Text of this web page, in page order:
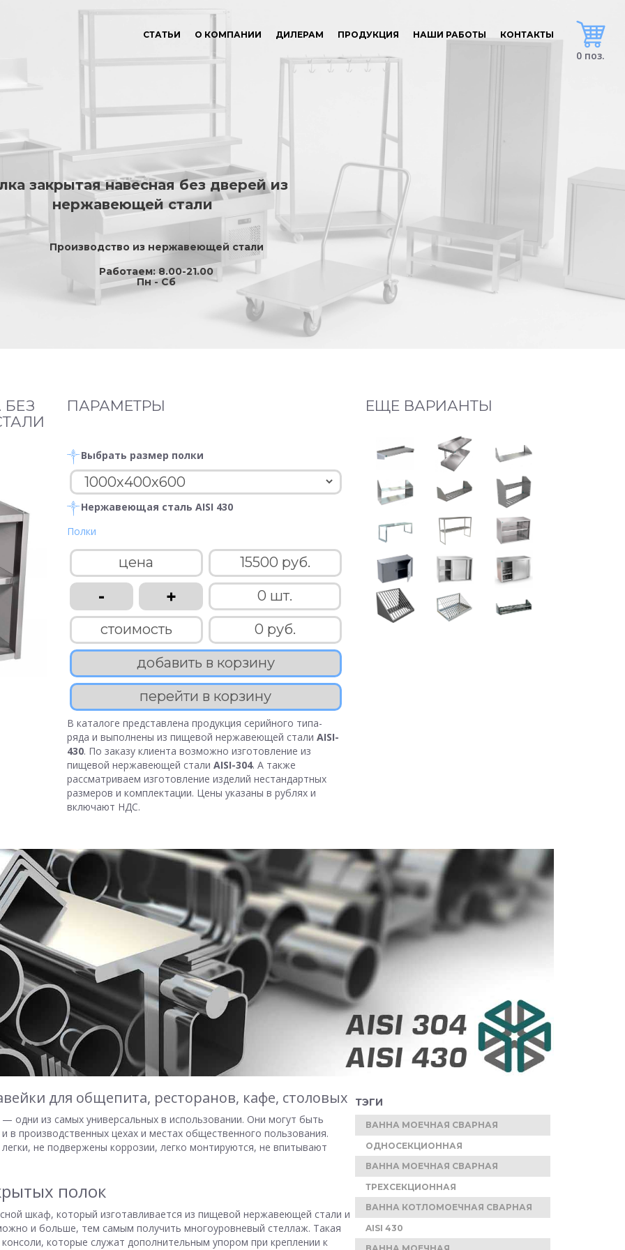
0 поз.
СТАТЬИ О КОМПАНИИ ДИЛЕРАМ ПРОДУКЦИЯ НАШИ РАБОТЫ КОНТАКТЫ
закрытая навесная без дверей из
нержавеющей стали
Производство из нержавеющей стали
Работаем: 8.00-21.00
Пн - Сб
ПАРАМЕТРЫ
Выбрать размер полки
Нержавеющая сталь AISI 430
Полки
цена 15500 руб.
- +
0 шт.
стоимость
0 руб.
добавить в корзину
перейти в корзину
В каталоге представлена продукция серийного типа-
ряда и выполнены из пищевой нержавеющей стали AISI-
430. По заказу клиента возможно изготовление из
пищевой нержавеющей стали AISI-304. А также
рассматриваем изготовление изделий нестандартных
размеров и комплектации. Цены указаны в рублях и
включают НДС.
ЕЩЕ ВАРИАНТЫ
для общепита, ресторанов, кафе, столовых
одни из самых универсальных в использовании. Они могут быть
производственных цехах и местах общественного пользования.
не подвержены коррозии, легко монтируются, не впитывают
полок
шкаф, который изготавливается из пищевой нержавеющей стали и
и больше, тем самым получить многоуровневый стеллаж. Такая
которые служат дополнительным упором при креплении к
ТЭГИ
ВАННА МОЕЧНАЯ СВАРНАЯ
ОДНОСЕКЦИОННАЯ
ВАННА МОЕЧНАЯ СВАРНАЯ
ТРЕХСЕКЦИОННАЯ
ВАННА КОТЛОМОЕЧНАЯ СВАРНАЯ
AISI 430